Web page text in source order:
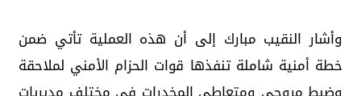
وأشار النقيب مبارك إلى أن هذه العملية تأتي ضمن
خطة أمنية شاملة تنفذها قوات الحزام الأمني لملاحقة